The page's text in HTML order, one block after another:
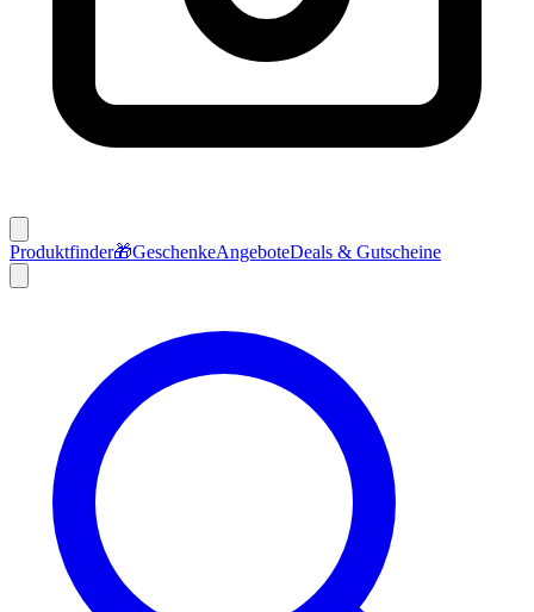
Produktfinder🎁GeschenkeAngeboteDeals & Gutscheine